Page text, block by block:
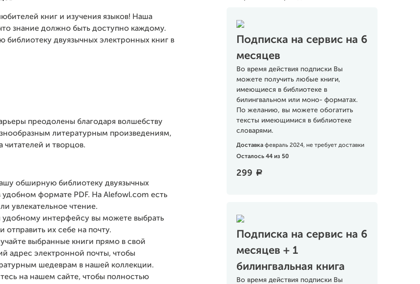
Подписка на сервис на 6
месяцев
Во время действия подписки Вы
можете получить любые книги,
имеющиеся в библиотеке в
билингвальном или моно- форматах.
По желанию, вы можете обогатить
тексты имеющимися в библиотеке
словарями.
Доставка февраль 2024, не требует доставки
Осталось 44 из 50
299 a
Подписка на сервис на 6
месяцев + 1
билингвальная книга
Во время действия подписки Вы
книг и изучения языков! Наша
знание должно быть доступно каждому.
двуязычных электронных книг в
преодолены благодаря волшебству
литературным произведениям,
и творцов.
обширную библиотеку двуязычных
удобном формате PDF. На Alefowl.com есть
увлекательное чтение.
удобному интерфейсу вы можете выбрать
их себе на почту.
выбранные книги прямо в свой
адрес электронной почты, чтобы
шедеврам в нашей коллекции.
на нашем сайте, чтобы полностью